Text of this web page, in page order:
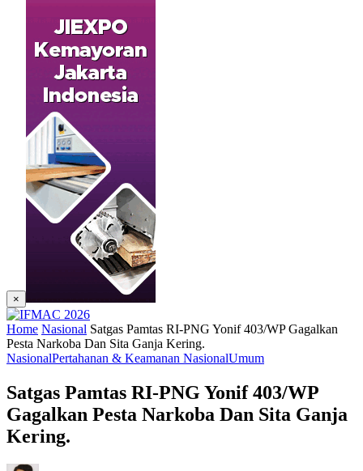
×
Home Nasional Satgas Pamtas RI-PNG Yonif 403/WP Gagalkan
Pesta Narkoba Dan Sita Ganja Kering.
NasionalPertahanan & Keamanan NasionalUmum
Satgas Pamtas RI-PNG Yonif 403/WP
Gagalkan Pesta Narkoba Dan Sita Ganja
Kering.